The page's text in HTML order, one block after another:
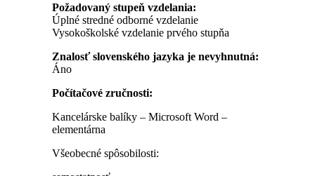
Požadovaný stupeň vzdelania:
Úplné stredné odborné vzdelanie
Vysokoškolské vzdelanie prvého stupňa
Znalosť slovenského jazyka je nevyhnutná:
Áno
Počítačové zručnosti:
Kancelárske balíky – Microsoft Word –
elementárna
Všeobecné spôsobilosti: